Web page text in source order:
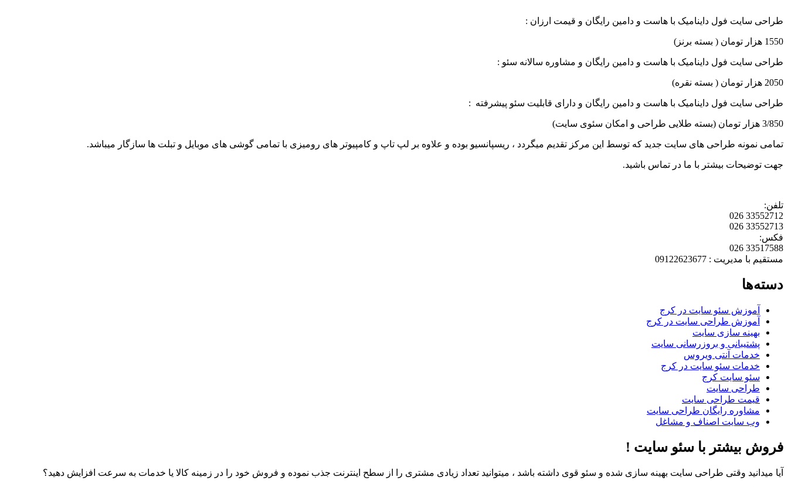
طراحی سایت فول داینامیک با هاست و دامین رایگان و قیمت ارزان :
1550 هزار تومان ( بسته برنز)
طراحی سایت فول داینامیک با هاست و دامین رایگان و مشاوره سالانه سئو :
2050 هزار تومان ( بسته نقره)
طراحی سایت فول داینامیک با هاست و دامین رایگان و دارای قابلیت سئو پیشرفته :
3/850 هزار تومان (بسته طلایی طراحی و امکان سئوی سایت)
تمامی نمونه طراحی های سایت جدید که توسط این مرکز تقدیم میگردد ، ریسپانسیو بوده و علاوه بر لپ تاپ و کامپیوتر های رومیزی با تمامی گوشی های موبایل و تبلت ها سازگار میباشد.
جهت توضیحات بیشتر با ما در تماس باشید.
تلفن:
33552712 026
33552713 026
فکس:
33517588 026
مستقیم با مدیریت : 09122623677
دسته‌ها
آموزش سئو سایت در کرج
آموزش طراحی سایت در کرج
بهینه سازی سایت
پشتیبانی و بروزرسانی سایت
خدمات آنتی ویروس
خدمات سئو سایت در کرج
سئو سایت کرج
طراحی سایت
قیمت طراحی سایت
مشاوره رایگان طراحی سایت
وب سایت اصناف و مشاغل
فروش بیشتر با سئو سایت !
آیا میدانید وقتی طراحی سایت بهینه سازی شده و سئو قوی داشته باشد ، میتوانید تعداد زیادی مشتری را از سطح اینترنت جذب نموده و فروش خود را در زمینه کالا یا خدمات به سرعت افزایش دهید؟